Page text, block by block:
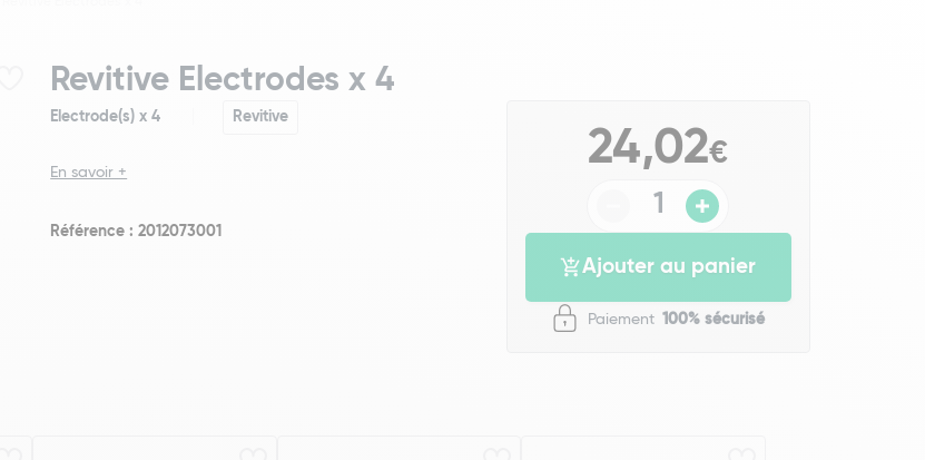
Revitive Electrodes x 4
Electrode(s) x 4 Revitive
En savoir +
Référence : 2012073001
24,02€
Ajouter au panier
Paiement 100% sécurisé